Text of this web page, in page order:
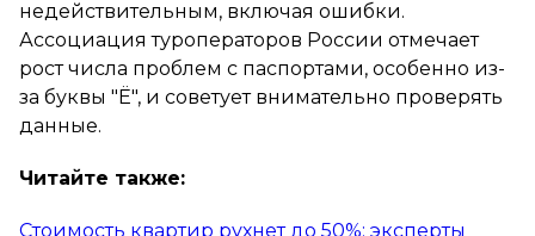
недействительным, включая ошибки.
Ассоциация туроператоров России отмечает
рост числа проблем с паспортами, особенно из-
за буквы "Ё", и советует внимательно проверять
данные.
Читайте также:
Стоимость квартир рухнет до 50%: эксперты